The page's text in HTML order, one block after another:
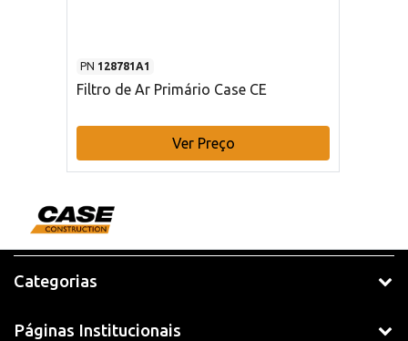
PN 128781A1
Filtro de Ar Primário Case CE
Ver Preço
Categorias
Páginas Institucionais